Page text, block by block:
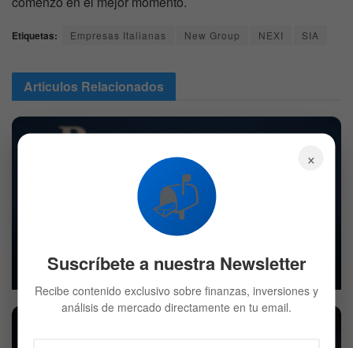
Etiquetas: Empresas Italianas New Group NEXI SIA
Articulos Relacionados
Berkshire Hathaway eleva sus ganancias y vuelve a
comprar acciones, pero mantiene distancia de las
criptomonedas
9 DE AGOSTO DE 2026 816
×
📬
Suscríbete a nuestra Newsletter
Recibe contenido exclusivo sobre finanzas, inversiones y
análisis de mercado directamente en tu email.